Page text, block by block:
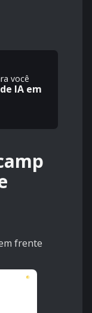
você
IA em
frente